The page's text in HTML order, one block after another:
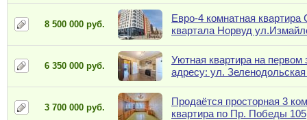
8 500 000 руб.
Евро-4 комнатная квартира
квартала Норвуд
6 350 000 руб.
Уютная квартира на первом
адресу: ул.
3 700 000 руб.
Продаётся просторная 3
квартира по Пр. Победы 105